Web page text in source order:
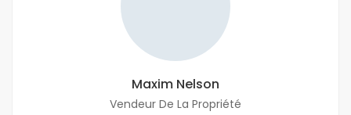
Maxim Nelson
Vendeur De La Propriété